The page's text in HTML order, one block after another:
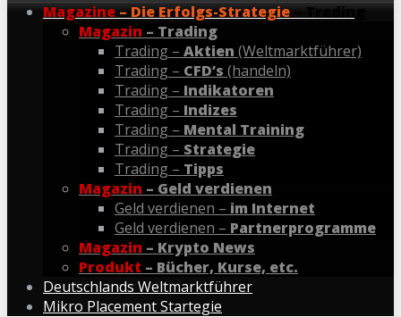
Magazine – Die Erfolgs-Strategie – Trading
Magazin – Trading
Trading – Aktien (Weltmarktführer)
Trading – CFD’s (handeln)
Trading – Indikatoren
Trading – Indizes
Trading – Mental Training
Trading – Strategie
Trading – Tipps
Magazin – Geld verdienen
Geld verdienen – im Internet
Geld verdienen – Partnerprogramme
Magazin – Krypto News
Produkt – Bücher, Kurse, etc.
Deutschlands Weltmarktführer
Mikro Placement Startegie